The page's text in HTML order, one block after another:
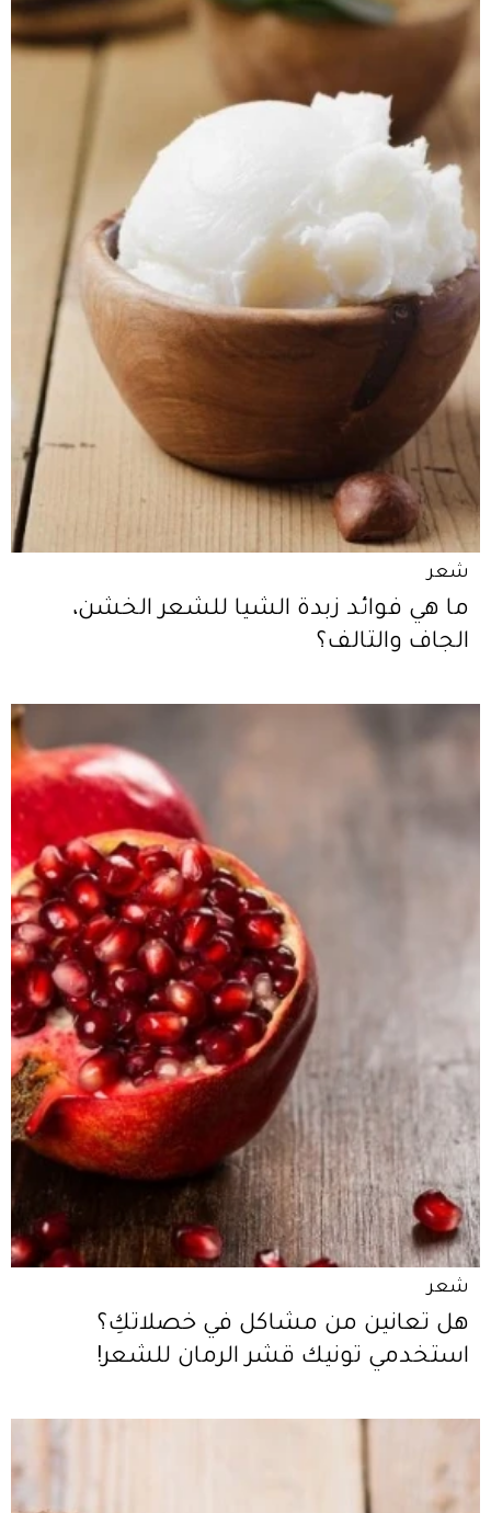
شعر
ما هي فوائد زبدة الشيا للشعر الخشن،
الجاف والتالف؟
شعر
هل تعانين من مشاكل في خصلاتكِ؟
استخدمي تونيك قشر الرمان للشعر!